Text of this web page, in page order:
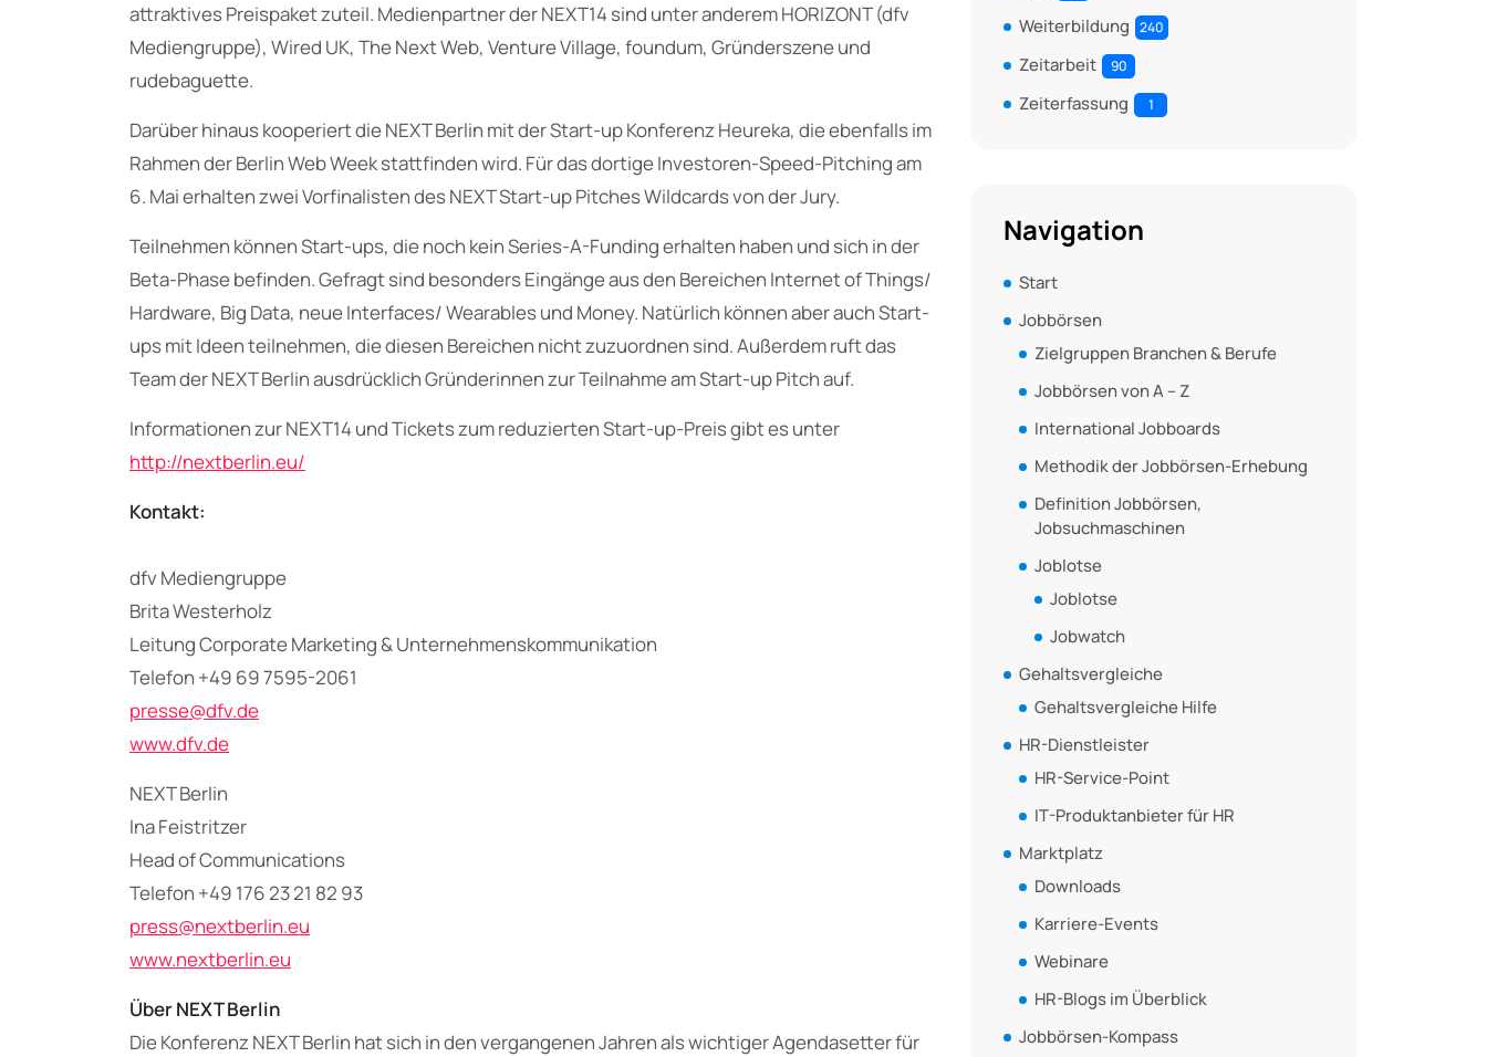
attraktives Preispaket zuteil. Medienpartner der NEXT14 sind unter anderem HORIZONT (dfv
Mediengruppe), Wired UK, The Next Web, Venture Village, foundum, Gründerszene und
rudebaguette.
Darüber hinaus kooperiert die NEXT Berlin mit der Start-up Konferenz Heureka, die ebenfalls im
Rahmen der Berlin Web Week stattfinden wird. Für das dortige Investoren-Speed-Pitching am
6. Mai erhalten zwei Vorfinalisten des NEXT Start-up Pitches Wildcards von der Jury.
Teilnehmen können Start-ups, die noch kein Series-A-Funding erhalten haben und sich in der
Beta-Phase befinden. Gefragt sind besonders Eingänge aus den Bereichen Internet of Things/
Hardware, Big Data, neue Interfaces/ Wearables und Money. Natürlich können aber auch Start-
ups mit Ideen teilnehmen, die diesen Bereichen nicht zuzuordnen sind. Außerdem ruft das
Team der NEXT Berlin ausdrücklich Gründerinnen zur Teilnahme am Start-up Pitch auf.
Informationen zur NEXT14 und Tickets zum reduzierten Start-up-Preis gibt es unter
http://nextberlin.eu/
Kontakt:
dfv Mediengruppe
Brita Westerholz
Leitung Corporate Marketing & Unternehmenskommunikation
Telefon +49 69 7595-2061
presse@dfv.de
www.dfv.de
NEXT Berlin
Ina Feistritzer
Head of Communications
Telefon +49 176 23 21 82 93
press@nextberlin.eu
www.nextberlin.eu
Über NEXT Berlin
Die Konferenz NEXT Berlin hat sich in den vergangenen Jahren als wichtiger Agendasetter für
Weiterbildung 240
Zeitarbeit 90
Zeiterfassung 1
Navigation
Start
Jobbörsen
Zielgruppen Branchen & Berufe
Jobbörsen von A – Z
International Jobboards
Methodik der Jobbörsen-Erhebung
Definition Jobbörsen,
Jobsuchmaschinen
Joblotse
Joblotse
Jobwatch
Gehaltsvergleiche
Gehaltsvergleiche Hilfe
HR-Dienstleister
HR-Service-Point
IT-Produktanbieter für HR
Marktplatz
Downloads
Karriere-Events
Webinare
HR-Blogs im Überblick
Jobbörsen-Kompass